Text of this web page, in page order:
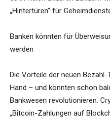
„Hintertüren“ für
Banken könnten für
werden
Die Vorteile der neuen
Hand – und könnten schon
Bankwesen revolutionieren.
„Bitcoin-Zahlungen auf